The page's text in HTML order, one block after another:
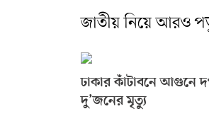
জাতীয় নিয়ে আরও
ঢাকার কাঁটাবনে আগুনে
দু’জনের মৃত্যু